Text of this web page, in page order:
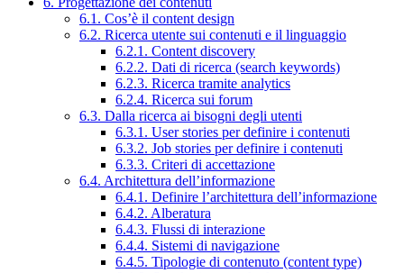
6.1. Cos’è il content design
6.2. Ricerca utente sui contenuti e il linguaggio
6.2.1. Content discovery
6.2.2. Dati di ricerca (search keywords)
6.2.3. Ricerca tramite analytics
6.2.4. Ricerca sui forum
6.3. Dalla ricerca ai bisogni degli utenti
6.3.1. User stories per definire i contenuti
6.3.2. Job stories per definire i contenuti
6.3.3. Criteri di accettazione
6.4. Architettura dell’informazione
6.4.1. Definire l’architettura dell’informazione
6.4.2. Alberatura
6.4.3. Flussi di interazione
6.4.4. Sistemi di navigazione
6.4.5. Tipologie di contenuto (content type)